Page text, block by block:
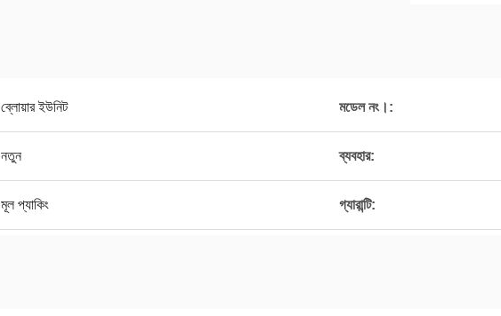
ব্লোয়ার ইউনিট মডেল নং।:
নতুন ব্যবহার:
মূল প্যাকিং গ্যারান্টি: